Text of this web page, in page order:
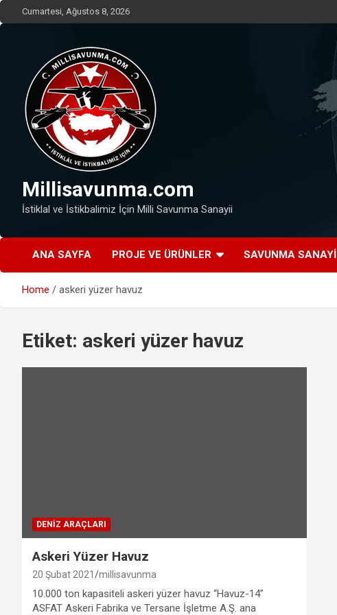
Skip
to
Cumartesi, Ağustos 8, 2026
Millisavunma.com
İstiklal ve İstikbalimiz İçin Milli Savunma Sanayii
ANA SAYFA PROJE VE ÜRÜNLER SAVUNMA SANAYI
Home askeri yüzer havuz
Etiket: askeri yüzer havuz
DENIZ ARAÇLARI
Askeri Yüzer Havuz
20 Şubat 2021 millisavunma
10.000 ton kapasiteli askeri yüzer havuz “Havuz-14”
ASFAT Askeri Fabrika ve Tersane İşletme A.Ş. ana